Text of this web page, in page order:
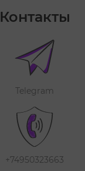
Контакты
Telegram
+74950323663